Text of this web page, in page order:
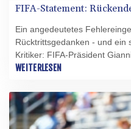
FIFA-Statement:
Ein angedeutetes
Rücktrittsgedanken - und ein
Kritiker: FIFA-Präsident
Krisentreffen im Amt. Wie
der Zusammenkunft mit
Büro für Afrika klare
WEITERLESEN